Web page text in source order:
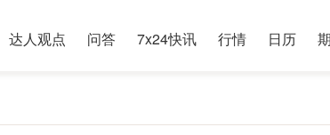
达人观点 问答 7x24快讯 行情 日历